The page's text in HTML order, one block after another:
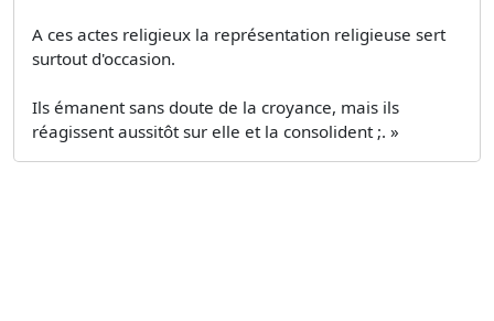
A ces actes religieux la représentation religieuse sert
surtout d'occasion.
Ils émanent sans doute de la croyance, mais ils
réagissent aussitôt sur elle et la consolident ;. »